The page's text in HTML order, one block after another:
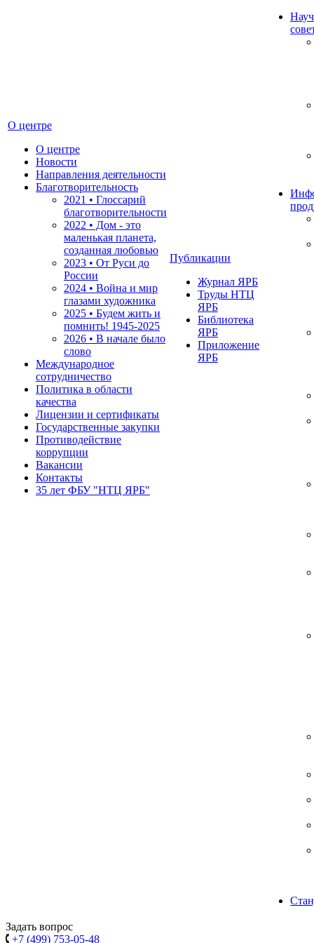
О центре
О центре
Новости
Направления деятельности
Благотворительность
2021 • Глоссарий
благотворительности
2022 • Дом - это
маленькая планета,
созданная любовью
2023 • От Руси до
России
2024 • Война и мир
глазами художника
2025 • Будем жить и
помнить! 1945-2025
2026 • В начале было
слово
Международное
сотрудничество
Политика в области
качества
Лицензии и сертификаты
Государственные закупки
Противодействие
коррупции
Вакансии
Контакты
35 лет ФБУ "НТЦ ЯРБ"
Публикации
Журнал ЯРБ
Труды НТЦ
ЯРБ
Библиотека
ЯРБ
Приложение
ЯРБ
Задать вопрос
+7 (499) 753-05-48